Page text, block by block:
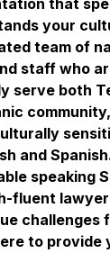
that
your
team of
staff who
serve both
and
speaking
fluent
challenges
to provide